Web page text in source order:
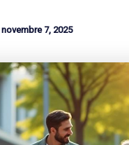
novembre 7, 2025